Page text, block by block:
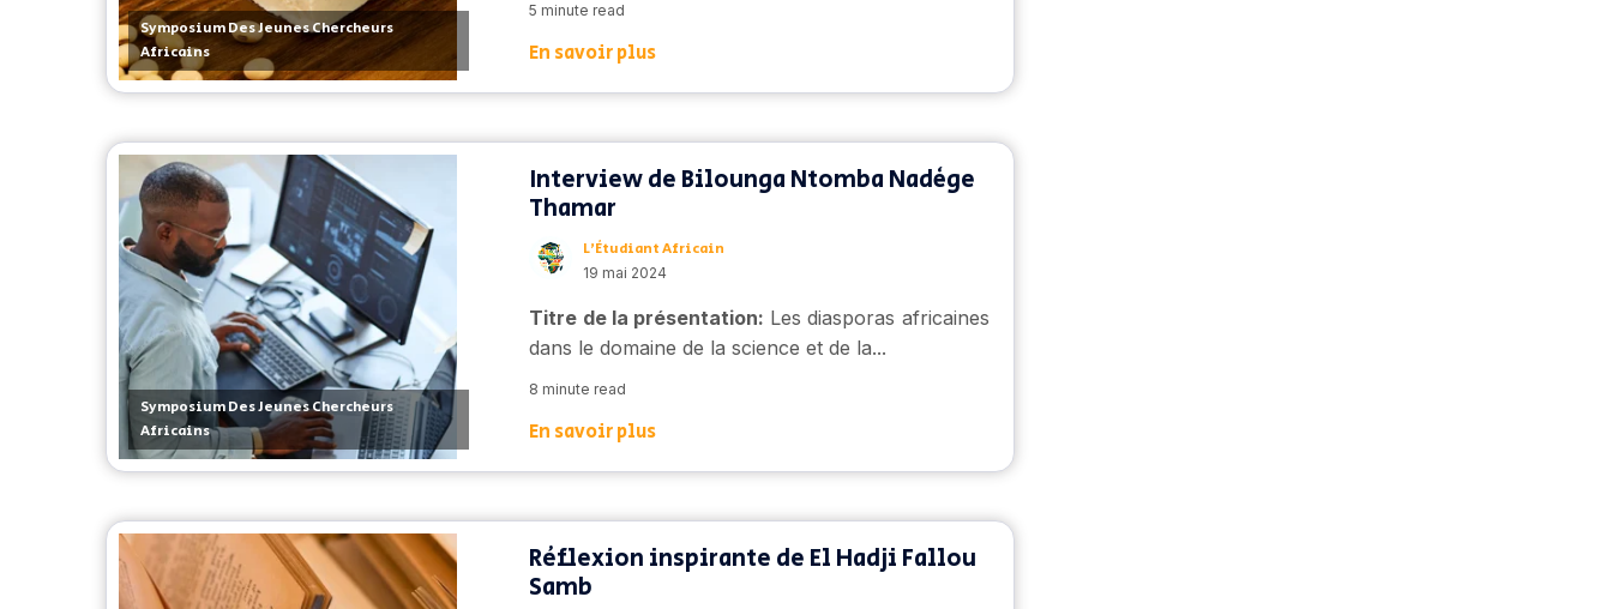
Symposium Des Jeunes Chercheurs
Africains
5 minute read
En savoir plus
Symposium Des Jeunes Chercheurs
Africains
Interview de Bilounga Ntomba Nadège
Thamar
L’Étudiant Africain
19 mai 2024
Titre de la présentation: Les diasporas africaines
dans le domaine de la science et de la...
8 minute read
En savoir plus
Réflexion inspirante de El Hadji Fallou
Samb